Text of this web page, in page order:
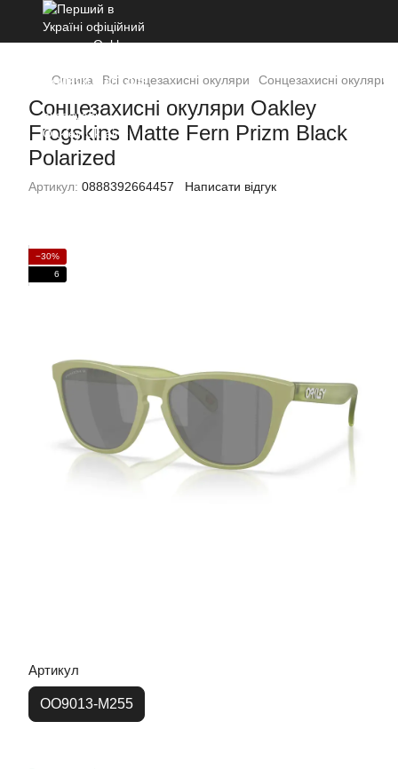
Оптика Всі сонцезахисні окуляри Сонцезахисні
Сонцезахисні окуляри Oakley
Frogskins Matte Fern Prizm Black
Polarized
Артикул: 0888392664457 Написати відгук
−30%
6
Артикул
OO9013-M255